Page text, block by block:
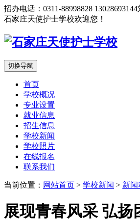
招办电话：0311-88998828
石家庄天使护士学校欢迎您！
切换导航
首页
学校概况
专业设置
就业信息
招生信息
学校新闻
学校照片
在线报名
联系我们
当前位置： 网站首页 > 学校新闻 > 新闻
展现青春风采 弘